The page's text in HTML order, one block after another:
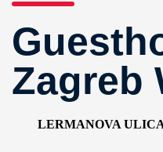
Zagreb
LERMANOVA